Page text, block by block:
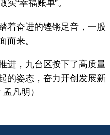
“幸福账单”。
奋进的铿锵足音，一股
而来。
，九台区按下了高质量
的姿态，奋力开创发展新
凡明）